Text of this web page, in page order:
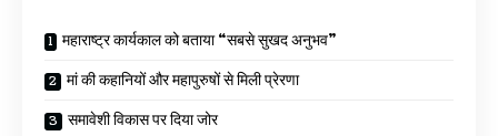
महाराष्ट्र कार्यकाल को बताया “सबसे सुखद अनुभव”
मां की कहानियों और महापुरुषों से मिली प्रेरणा
समावेशी विकास पर दिया जोर